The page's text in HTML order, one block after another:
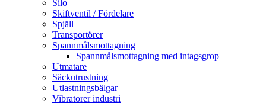
Silo
Skiftventil / Fördelare
Spjäll
Transportörer
Spannmålsmottagning
Spannmålsmottagning med intagsgrop
Utmatare
Säckutrustning
Utlastningsbälgar
Vibratorer industri